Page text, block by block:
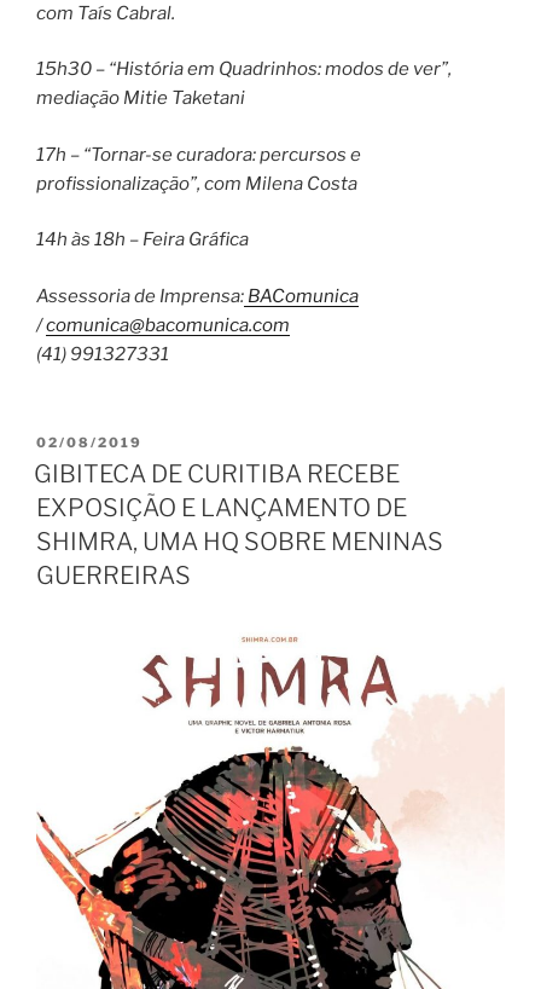
com Taís Cabral.
15h30 – “História em Quadrinhos: modos de ver”,
mediação Mitie Taketani
17h – “Tornar-se curadora: percursos e
profissionalização”, com Milena Costa
14h às 18h – Feira Gráfica
Assessoria de Imprensa: BAComunica
/comunica@bacomunica.com
(41) 991327331
PUBLICADO
EM
02/08/2019
GIBITECA DE CURITIBA RECEBE
EXPOSIÇÃO E LANÇAMENTO DE
SHIMRA, UMA HQ SOBRE MENINAS
GUERREIRAS